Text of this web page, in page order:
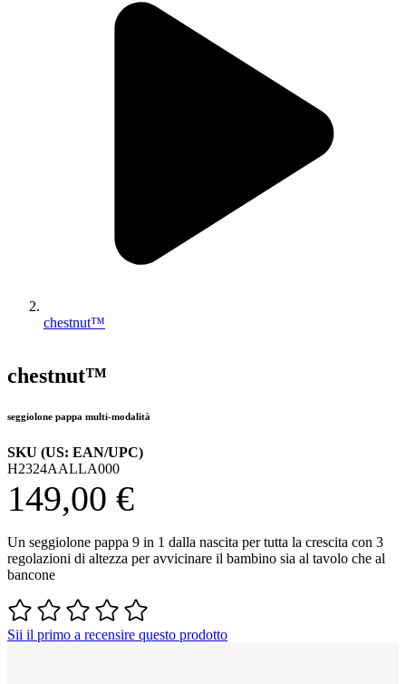
chestnut™
chestnut™
seggiolone pappa multi-modalità
SKU (US: EAN/UPC)
H2324AALLA000
149,00 €
Un seggiolone pappa 9 in 1 dalla nascita per tutta la crescita con 3
regolazioni di altezza per avvicinare il bambino sia al tavolo che al
bancone
Sii il primo a recensire questo prodotto